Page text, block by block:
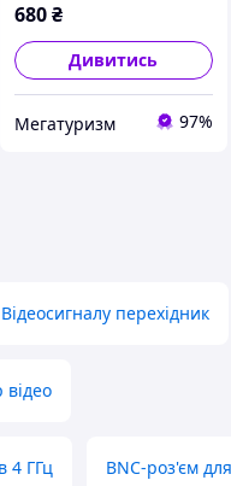
680 ₴
Дивитись
Мегатуризм 97%
Відеосигналу перехідник
4 ГГц BNC-роз'єм